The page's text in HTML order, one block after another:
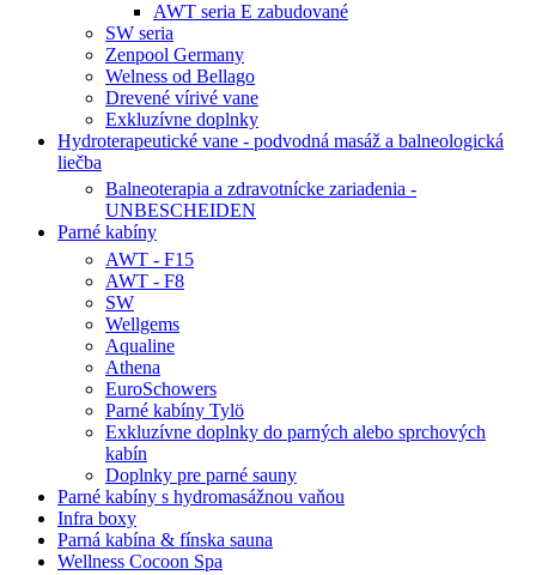
AWT seria E zabudované
SW seria
Zenpool Germany
Welness od Bellago
Drevené vírivé vane
Exkluzívne doplnky
Hydroterapeutické vane - podvodná masáž a balneologická
liečba
Balneoterapia a zdravotnícke zariadenia -
UNBESCHEIDEN
Parné kabíny
AWT - F15
AWT - F8
SW
Wellgems
Aqualine
Athena
EuroSchowers
Parné kabíny Tylö
Exkluzívne doplnky do parných alebo sprchových
kabín
Doplnky pre parné sauny
Parné kabíny s hydromasážnou vaňou
Infra boxy
Parná kabína & fínska sauna
Wellness Cocoon Spa